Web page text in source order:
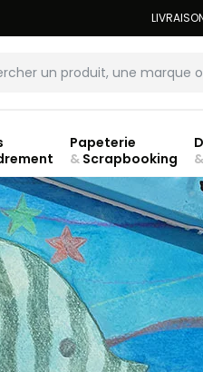
Papeterie
&Scrapbooking
&